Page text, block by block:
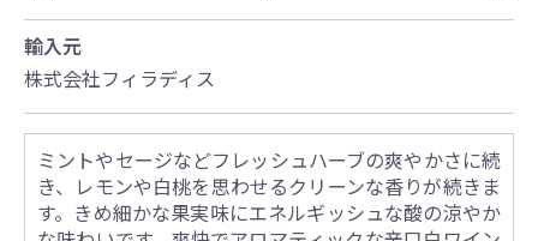
輸入元
株式会社フィラディス
ミントやセージなどフレッシュハーブの爽やかさに続
き、レモンや白桃を思わせるクリーンな香りが続きま
す。きめ細かな果実味にエネルギッシュな酸の涼やか